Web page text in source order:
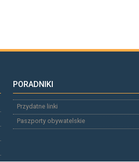
PORADNIKI
Przydatne linki
Paszporty obywatelskie